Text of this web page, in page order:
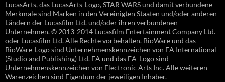
LucasArts, das LucasArts-Logo, STAR WARS und damit verbundene
Merkmale sind Marken in den Vereinigten Staaten und/oder anderen
Ländern der Lucasfilm Ltd. und/oder ihren verbundenen
Unternehmen. © 2013-2014 Lucasfilm Entertainment Company Ltd.
oder Lucasfilm Ltd. Alle Rechte vorbehalten. BioWare und das
BioWare-Logo sind Unternehmenskennzeichen von EA International
(Studio and Publishing) Ltd. EA und das EA-Logo sind
Unternehmenskennzeichen von Electronic Arts Inc. Alle weiteren
Warenzeichen sind Eigentum der jeweiligen Inhaber.